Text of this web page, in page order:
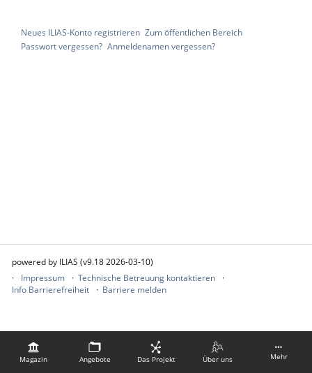
Magazin Angebote Das Projekt Über uns Mehr
Neues ILIAS-Konto registrieren Zum öffentlichen Bereich
Passwort vergessen? Anmeldenamen vergessen?
powered by ILIAS (v9.18 2026-03-10)
Impressum
Technische Betreuung kontaktieren
Info Barrierefreiheit
Barriere melden